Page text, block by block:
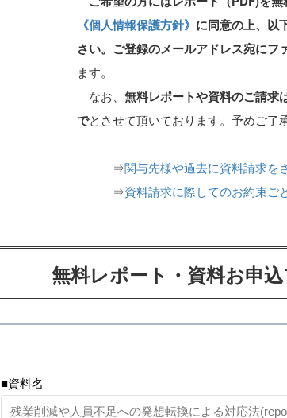
《個人情報保護方針》 に同意の上、以
さい。ご登録のメールアドレス宛にフ
ます。
なお、無料レポートや資料のご請求
でとさせて頂いております。予めご了
⇒関与先様や過去に資料請求を
⇒資料請求に際してのお約束ご
無料レポート・資料お申
■資料名